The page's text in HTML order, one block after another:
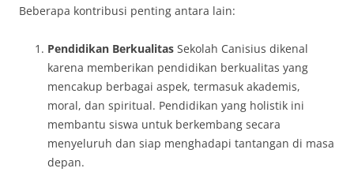
Beberapa kontribusi penting antara lain:
Pendidikan Berkualitas Sekolah Canisius dikenal
karena memberikan pendidikan berkualitas yang
mencakup berbagai aspek, termasuk akademis,
moral, dan spiritual. Pendidikan yang holistik ini
membantu siswa untuk berkembang secara
menyeluruh dan siap menghadapi tantangan di masa
depan.